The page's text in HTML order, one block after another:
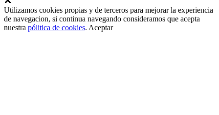
Utilizamos cookies propias y de terceros para mejorar la experiencia
de navegacion, si continua navegando consideramos que acepta
nuestra pólitica de cookies. Aceptar